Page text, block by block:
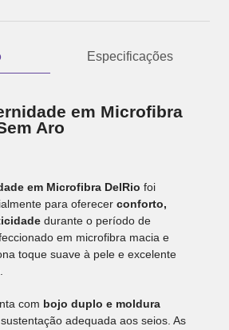
Especificações
em Microfibra
Aro
em Microfibra DelRio foi
para oferecer conforto,
durante o período de
em microfibra macia e
toque suave à pele e excelente
com bojo duplo e moldura
adequada aos seios. As